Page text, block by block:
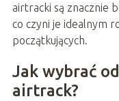
airtracki są znacznie
co czyni je idealnym
początkujących.
Jak wybrać
airtrack?